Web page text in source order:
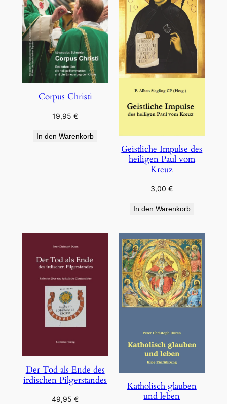
Corpus Christi
19,95€
In den Warenkorb
Geistliche Impulse des
heiligen Paul vom
Kreuz
3,00€
In den Warenkorb
Der Tod als Ende des
irdischen Pilgerstandes
49,95€
Katholisch glauben
und leben